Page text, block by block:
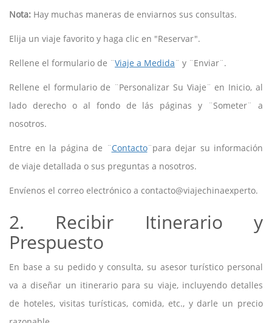
Nota: Hay muchas maneras de enviarnos sus consultas.
Elija un viaje favorito y haga clic en "Reservar".
Rellene el formulario de ¨Viaje a Medida¨ y ¨Enviar¨.
Rellene el formulario de ¨Personalizar Su Viaje¨ en Inicio, al
lado derecho o al fondo de lás páginas y ¨Someter¨ a
nosotros.
Entre en la página de ¨Contacto¨para dejar su información
de viaje detallada o sus preguntas a nosotros.
Envíenos el correo electrónico a contacto@viajechinaexperto.
2. Recibir Itinerario y
Prespuesto
En base a su pedido y consulta, su asesor turístico personal
va a diseñar un itinerario para su viaje, incluyendo detalles
de hoteles, visitas turísticas, comida, etc., y darle un precio